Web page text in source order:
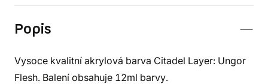
Popis
Vysoce kvalitní akrylová barva Citadel Layer: Ungor
Flesh. Balení obsahuje 12ml barvy.